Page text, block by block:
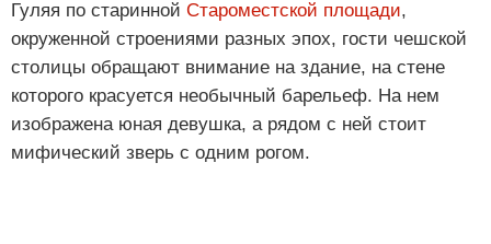
Гуляя по старинной Староместской площади,
окруженной строениями разных эпох, гости чешской
столицы обращают внимание на здание, на стене
которого красуется необычный барельеф. На нем
изображена юная девушка, а рядом с ней стоит
мифический зверь с одним рогом.